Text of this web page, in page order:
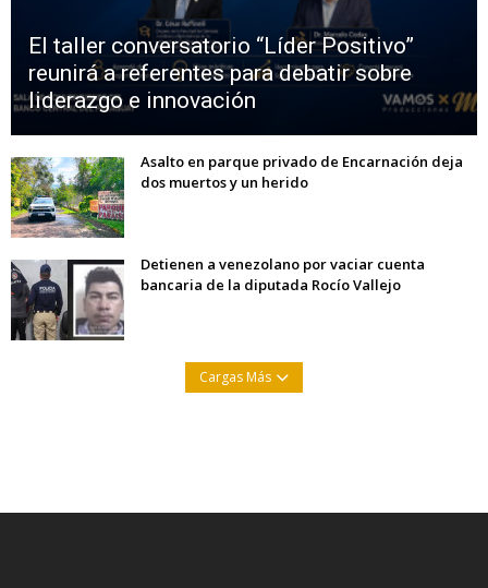
El taller conversatorio “Líder Positivo”
reunirá a referentes para debatir sobre
liderazgo e innovación
Asalto en parque privado de Encarnación deja
dos muertos y un herido
Detienen a venezolano por vaciar cuenta
bancaria de la diputada Rocío Vallejo
Cargas Más